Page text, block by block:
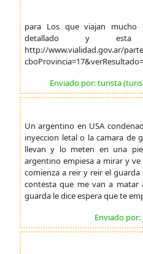
para Los que viajan mucho
detallado y
http://www.vialidad.gov.ar/
Enviado por: turista
Un argentino en USA
inyeccion letal o la camara de
llevan y lo meten en una
argentino empiesa a mirar y
comienza a reir y reir el
contesta que me van a
guarda le dice espera que te
Enviado